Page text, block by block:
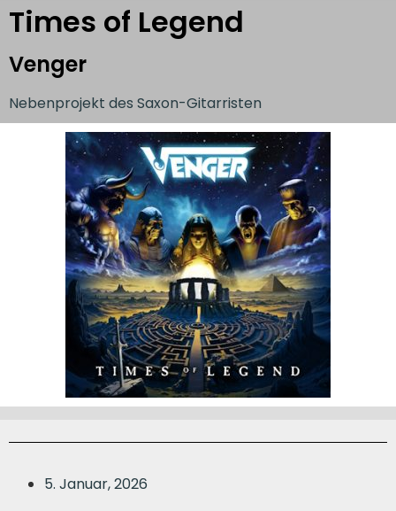
Times of Legend
Venger
Nebenprojekt des Saxon-Gitarristen
5. Januar, 2026